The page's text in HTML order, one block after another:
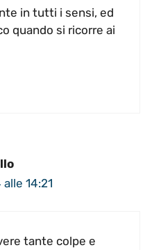
in tutti i sensi, ed
quando si ricorre ai
14:21
tante colpe e